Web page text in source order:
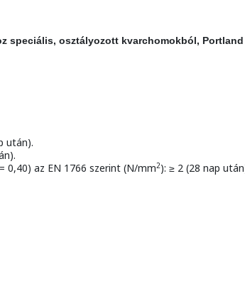
speciális, osztályozott kvarchomokból,
után).
0,40) az EN 1766 szerint (N/mm2): ≥ 2 (28 nap